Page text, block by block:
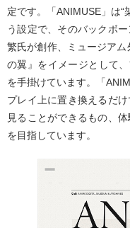
定です。「ANIMUSE」は
う設定で、そのバックボ
繁氏が創作、ミュージア
の翼』をイメージとして
を手掛けています。「
プレイ上に置き換えるだ
見ることができるもの、
を目指しています。